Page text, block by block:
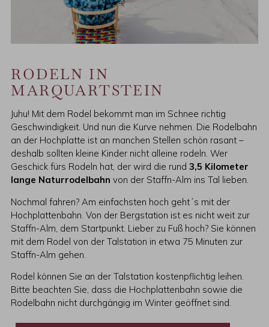
RODELN IN
MARQUARTSTEIN
Juhu! Mit dem Rodel bekommt man im Schnee richtig
Geschwindigkeit. Und nun die Kurve nehmen. Die Rodelbahn
an der Hochplatte ist an manchen Stellen schön rasant –
deshalb sollten kleine Kinder nicht alleine rodeln. Wer
Geschick fürs Rodeln hat, der wird die rund3,5 Kilometer
lange Naturrodelbahn von der Staffn-Alm ins Tal lieben.
Nochmal fahren? Am einfachsten hoch geht´s mit der
Hochplattenbahn. Von der Bergstation ist es nicht weit zur
Staffn-Alm, dem Startpunkt. Lieber zu Fuß hoch? Sie können
mit dem Rodel von der Talstation in etwa 75 Minuten zur
Staffn-Alm gehen.
Rodel können Sie an der Talstation kostenpflichtig leihen.
Bitte beachten Sie, dass die Hochplattenbahn sowie die
Rodelbahn nicht durchgängig im Winter geöffnet sind.